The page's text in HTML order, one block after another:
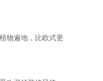
物遍地，比欧式更